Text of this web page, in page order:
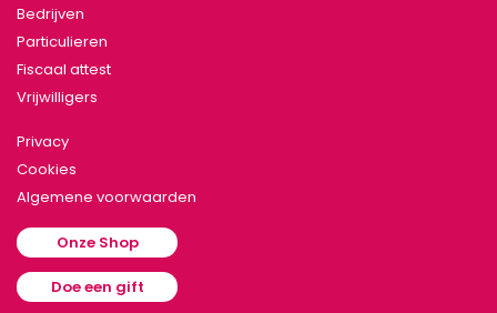
Bedrijven
Particulieren
Fiscaal attest
Vrijwilligers
Privacy
Cookies
Algemene voorwaarden
Onze Shop
Doe een gift